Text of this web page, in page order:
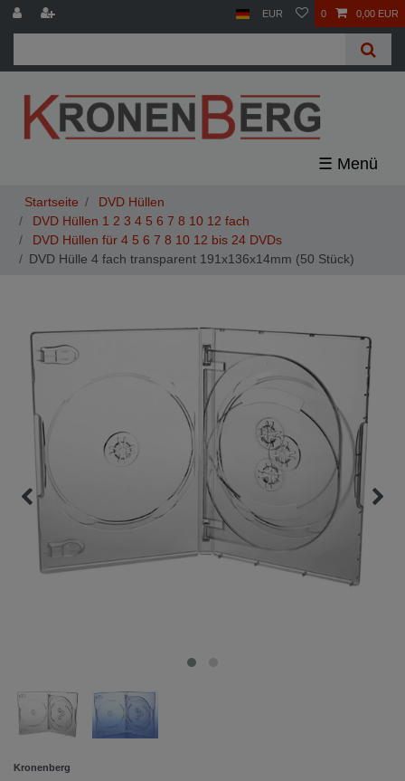
EUR 0 0,00 EUR
☰
DVD Hüllen
DVD Hüllen 1 2 3 4 5 6 7 8 10 12 fach
DVD Hüllen für 4 5 6 7 8 10 12 bis 24 DVDs
DVD Hülle 4 fach transparent 191x136x14mm (50 Stück)
Kronenberg